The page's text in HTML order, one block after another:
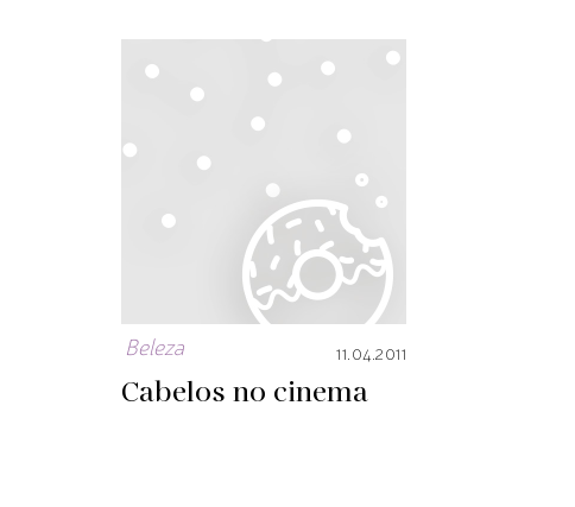
Beleza 11.04.2011
Cabelos no cinema